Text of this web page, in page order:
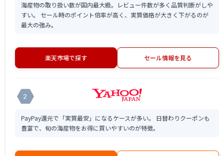
海産物の取り扱い数が国内最大級。レビュー件数が多く品質判断がしや
すい。 セール時のポイント倍率が高く、実質価格が大きく下がるのが
最大の強み。
楽天市場で探す セール情報を見る
2
PayPay還元で「実質最安」になるケースが多い。 日替わりクーポンも
豊富で、旬の海産物をお得に買いやすいのが特徴。